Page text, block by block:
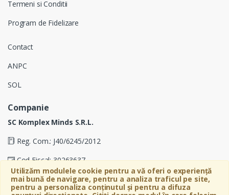
Utilizăm modulele cookie pentru a vă oferi o experiență
mai bună de navigare, pentru a analiza traficul pe site,
pentru a personaliza conținutul și pentru a difuza
Termeni si Conditii
Program de Fidelizare
Contact
ANPC
SOL
Companie
SC Komplex Minds S.R.L.
Reg. Com.: J40/6245/2012
Cod Fiscal: 30263637
Soseaua Virtutii 19D, Etaj 4, Biroul A, Sector 6, Bucuresti